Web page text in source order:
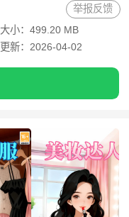
大小：499.20 MB
更新：2026-04-02
举报反馈